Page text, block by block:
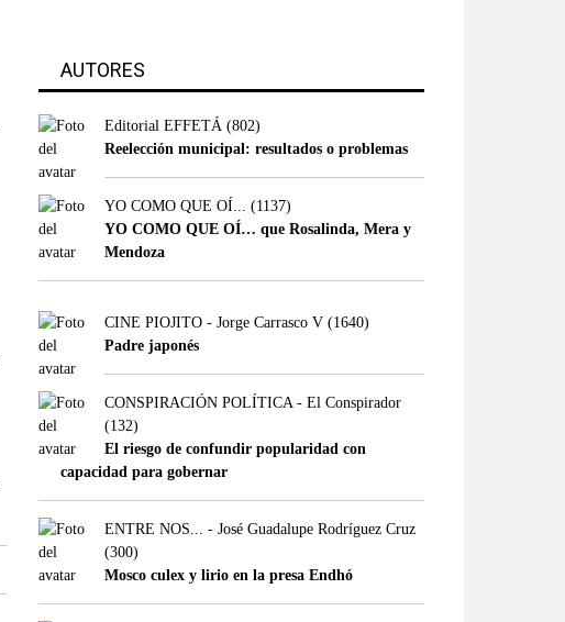
AUTORES
Editorial EFFETÁ (802)
Reelección municipal: resultados o problemas
YO COMO QUE OÍ...
(1137)
YO COMO QUE OÍ… que Rosalinda, Mera y
Mendoza
CINE PIOJITO - Jorge Carrasco V (1640)
Padre japonés
CONSPIRACIÓN POLÍTICA - El Conspirador
(132)
El riesgo de confundir popularidad con
capacidad para gobernar
ENTRE NOS... - José Guadalupe Rodríguez Cruz
(300)
Mosco culex y lirio en la presa Endhó